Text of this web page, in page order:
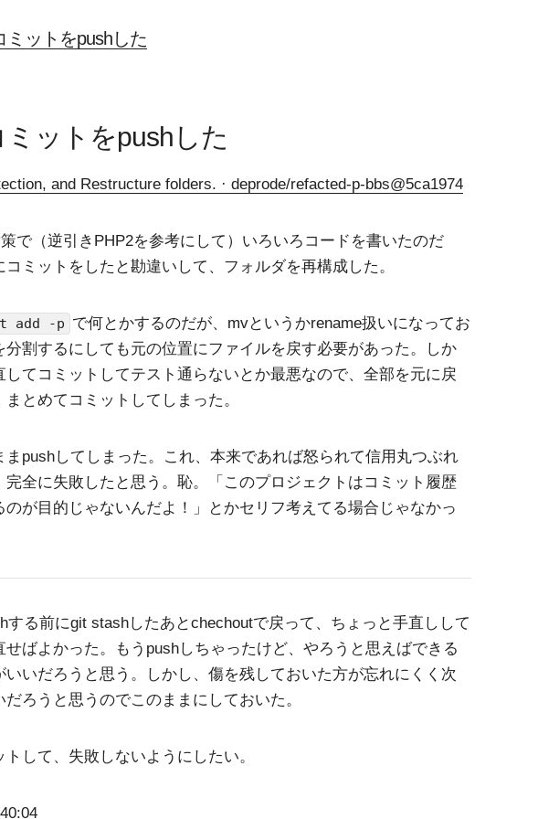
ミットをpushした
ットをpushした
and Restructure folders. · deprode/refacted-p-bbs@5ca1974
で（逆引きPHP2を参考にして）いろいろコードを書いたのだ
ミットをしたと勘違いして、フォルダを再構成した。
add -p で何とかするのだが、mvというかrename扱いになってお
分割するにしても元の位置にファイルを戻す必要があった。しか
してコミットしてテスト通らないとか最悪なので、全部を元に戻
とめてコミットしてしまった。
まpushしてしまった。これ、本来であれば怒られて信用丸つぶれ
完全に失敗したと思う。恥。「このプロジェクトはコミット履歴
のが目的じゃないんだよ！」とかセリフ考えてる場合じゃなかっ
する前にgit stashしたあとchechoutで戻って、ちょっと手直しして
せばよかった。もうpushしちゃったけど、やろうと思えばできる
いいだろうと思う。しかし、傷を残しておいた方が忘れにくく次
だろうと思うのでこのままにしておいた。
して、失敗しないようにしたい。